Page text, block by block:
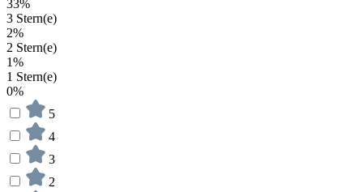
33%
3 Stern(e)
2%
2 Stern(e)
1%
1 Stern(e)
0%
5
4
3
2